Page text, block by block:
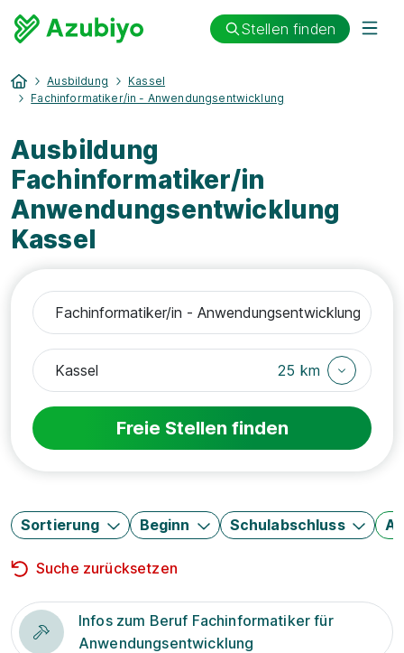
Stellen finden
Ausbildung
Kassel
Fachinformatiker/in - Anwendungsentwicklung
Ausbildung
Fachinformatiker/in
Anwendungsentwicklung
Kassel
25 km
Freie Stellen finden
Sortierung Beginn Schulabschluss
Suche zurücksetzen
Infos zum Beruf Fachinformatiker für
Anwendungsentwicklung